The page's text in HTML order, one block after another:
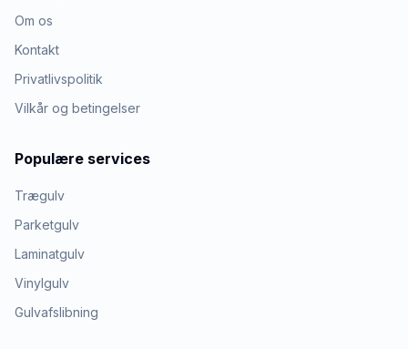
Om os
Kontakt
Privatlivspolitik
Vilkår og betingelser
Populære services
Trægulv
Parketgulv
Laminatgulv
Vinylgulv
Gulvafslibning